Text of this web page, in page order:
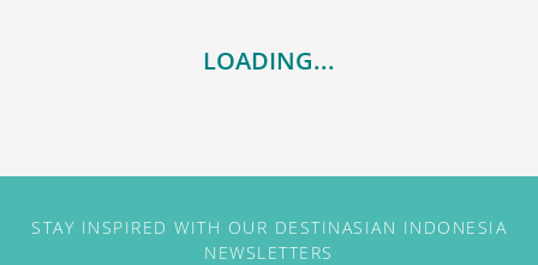
LOADING...
STAY INSPIRED WITH OUR DESTINASIAN INDONESIA
NEWSLETTERS